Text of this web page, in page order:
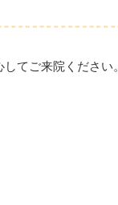
てご来院ください。